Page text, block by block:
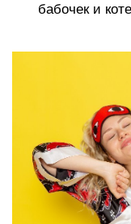
бабочек и